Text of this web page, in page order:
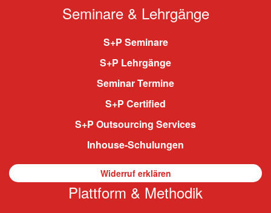
Seminare & Lehrgänge
S+P Seminare
S+P Lehrgänge
Seminar Termine
S+P Certified
S+P Outsourcing Services
Inhouse-Schulungen
Widerruf erklären
Plattform & Methodik